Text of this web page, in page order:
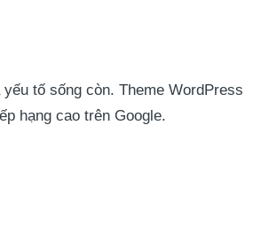
tố sống còn. Theme WordPress
hạng cao trên Google.